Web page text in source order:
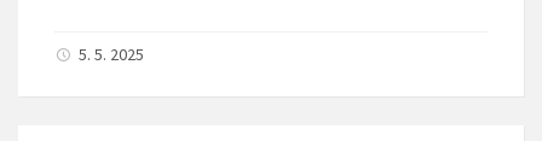
5. 5. 2025